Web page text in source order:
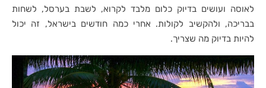
לאוסה ועושים בדיוק כלום מלבד לקרוא, לשבת בערסל, לשחות
בבריכה, ולהקשיב לקולות. אחרי כמה חודשים בישראל, זה יכול
להיות בדיוק מה שצריך.